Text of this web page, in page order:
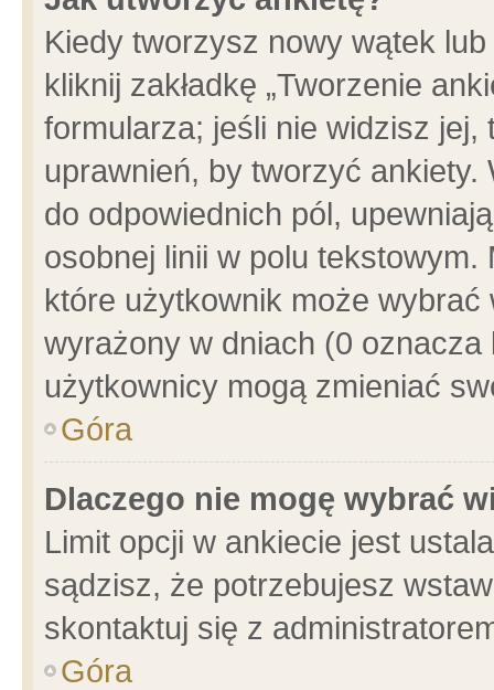
Kiedy tworzysz nowy wątek
kliknij zakładkę „Tworzenie
formularza; jeśli nie widzisz
uprawnień, by tworzyć ankiety.
do odpowiednich pól,
osobnej linii w polu
które użytkownik może
wyrażony w dniach (0
użytkownicy mogą zmieniać
Góra
Dlaczego nie mogę wybrać
Limit opcji w ankiecie jest
sądzisz, że potrzebujesz
skontaktuj się z
Góra